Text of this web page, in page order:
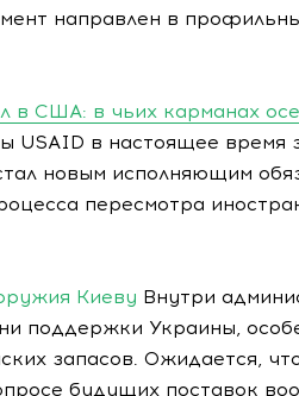
направлен в
в США: в чьих карманах
USAID в настоящее время
новым исполняющим
пересмотра
Киеву Внутри
поддержки Украины,
запасов. Ожидается,
будущих поставок